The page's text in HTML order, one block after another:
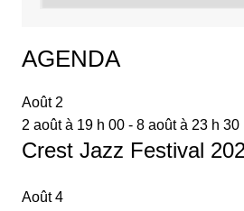
AGENDA
Août2
2 août à 19 h 00- 8 août à 23 h 30
Crest Jazz Festival
Août4